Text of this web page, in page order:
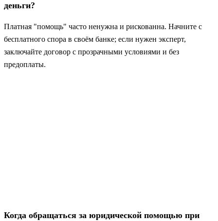
деньги?
Платная "помощь" часто ненужна и рискованна. Начните с
бесплатного спора в своём банке; если нужен эксперт,
заключайте договор с прозрачными условиями и без
предоплаты.
Когда обращаться за юридической помощью при